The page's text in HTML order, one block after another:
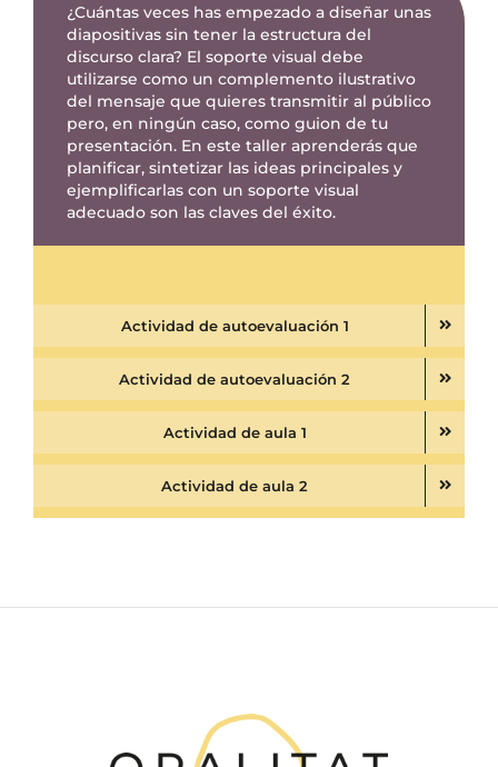
¿Cuántas veces has empezado a diseñar unas
diapositivas sin tener la estructura del
discurso clara? El soporte visual debe
utilizarse como un complemento ilustrativo
del mensaje que quieres transmitir al público
pero, en ningún caso, como guion de tu
presentación. En este taller aprenderás que
planificar, sintetizar las ideas principales y
ejemplificarlas con un soporte visual
adecuado son las claves del éxito.
Actividad de autoevaluación 1
Actividad de autoevaluación 2
Actividad de aula 1
Actividad de aula 2